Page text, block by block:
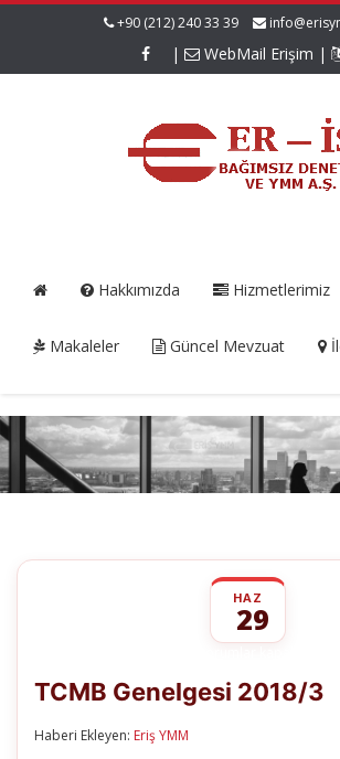
+90 (212) 240 33 39
| WebMail Erişim |
Hakkımızda Hizmetlerimiz
Makaleler Güncel Mevzuat
HAZ
29
2018/3
için
TCMB Genelgesi 2018/3
Haberi Ekleyen: Eriş YMM